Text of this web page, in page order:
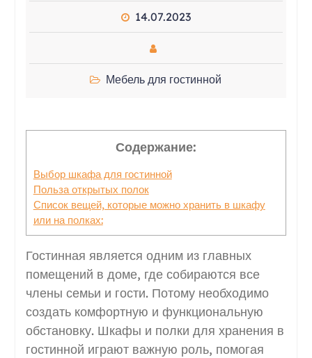
14.07.2023
Мебель для гостинной
Содержание:
Выбор шкафа для гостинной
Польза открытых полок
Список вещей, которые можно хранить в шкафу
или на полках:
Гостинная является одним из главных
помещений в доме, где собираются все
члены семьи и гости. Потому необходимо
создать комфортную и функциональную
обстановку. Шкафы и полки для хранения в
гостинной играют важную роль, помогая